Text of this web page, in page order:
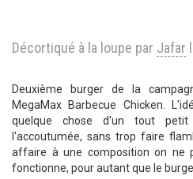
Décortiqué à la loupe par Jafar
Deuxième burger de la
MegaMax Barbecue Chicken.
quelque chose d'un tout
l'accoutumée, sans trop faire
affaire à une composition on ne
fonctionne, pour autant que le